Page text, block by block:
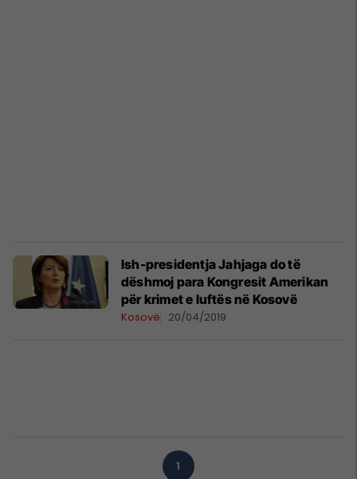
Ish-presidentja Jahjaga do të
dëshmoj para Kongresit Amerikan
për krimet e luftës në Kosovë
Kosovë 20/04/2019
1